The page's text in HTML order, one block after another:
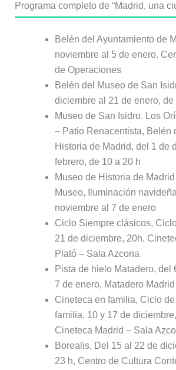
Programa completo de “Madrid, una
Belén del Ayuntamiento de
noviembre al 5 de enero.
de Operaciones
Belén del Museo de San
diciembre al 21 de enero, de
Museo de San Isidro. Los
– Patio Renacentista, Belén
Historia de Madrid, del 1 de
febrero, de 10 a 20 h
Museo de Historia de
Museo, Iluminación
noviembre al 7 de enero
Ciclo Siempre clásicos,
21 de diciembre, 20h,
Plató – Sala Azcona
Pista de hielo Matadero, del
7 de enero, Matadero Madrid
Cineteca en familia, Ciclo
familia. 10 y 17 de
Cineteca Madrid – Sala
Borealis, Del 15 al 22 de
23 h, Centro de Cultura